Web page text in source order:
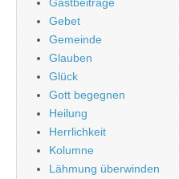
Gastbeiträge
Gebet
Gemeinde
Glauben
Glück
Gott begegnen
Heilung
Herrlichkeit
Kolumne
Lähmung überwinden